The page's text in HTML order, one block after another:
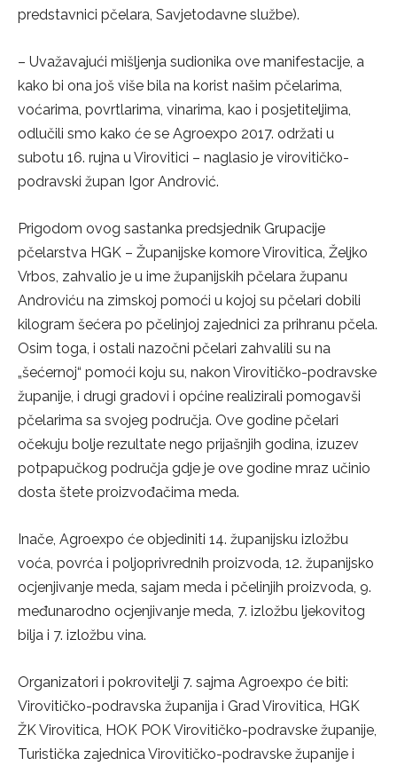
predstavnici pčelara, Savjetodavne službe).
– Uvažavajući mišljenja sudionika ove manifestacije, a
kako bi ona još više bila na korist našim pčelarima,
voćarima, povrtlarima, vinarima, kao i posjetiteljima,
odlučili smo kako će se Agroexpo 2017. održati u
subotu 16. rujna u Virovitici – naglasio je virovitičko-
podravski župan Igor Andrović.
Prigodom ovog sastanka predsjednik Grupacije
pčelarstva HGK – Županijske komore Virovitica, Željko
Vrbos, zahvalio je u ime županijskih pčelara županu
Androviću na zimskoj pomoći u kojoj su pčelari dobili
kilogram šećera po pčelinjoj zajednici za prihranu pčela.
Osim toga, i ostali nazočni pčelari zahvalili su na
„šećernoj“ pomoći koju su, nakon Virovitičko-podravske
županije, i drugi gradovi i općine realizirali pomogavši
pčelarima sa svojeg područja. Ove godine pčelari
očekuju bolje rezultate nego prijašnjih godina, izuzev
potpapučkog područja gdje je ove godine mraz učinio
dosta štete proizvođačima meda.
Inače, Agroexpo će objediniti 14. županijsku izložbu
voća, povrća i poljoprivrednih proizvoda, 12. županijsko
ocjenjivanje meda, sajam meda i pčelinjih proizvoda, 9.
međunarodno ocjenjivanje meda, 7. izložbu ljekovitog
bilja i 7. izložbu vina.
Organizatori i pokrovitelji 7. sajma Agroexpo će biti:
Virovitičko-podravska županija i Grad Virovitica, HGK
ŽK Virovitica, HOK POK Virovitičko-podravske županije,
Turistička zajednica Virovitičko-podravske županije i